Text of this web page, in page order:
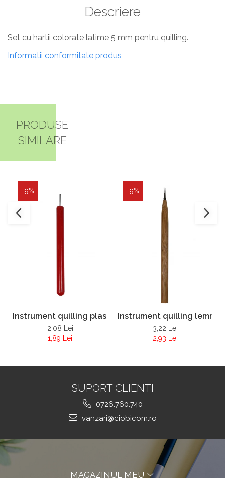
Descriere
Set cu hartii colorate latime 5 mm pentru quilling.
Informatii conformitate produs
PRODUSE
SIMILARE
-9%
Instrument quilling plastic
2,08 Lei
1,89 Lei
-9%
Instrument quilling lemn
3,22 Lei
2,93 Lei
SUPORT CLIENTI
0726.760.740
vanzari@ciobicom.ro
MAGAZINUL MEU